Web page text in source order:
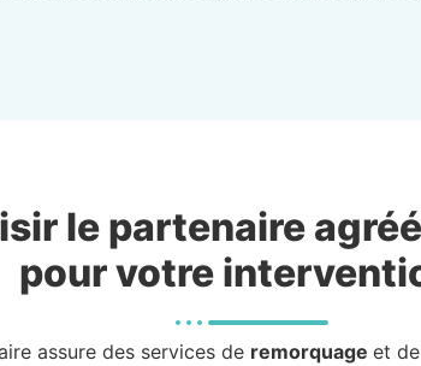
le partenaire agréé
pour votre
assure des services de remorquage et de